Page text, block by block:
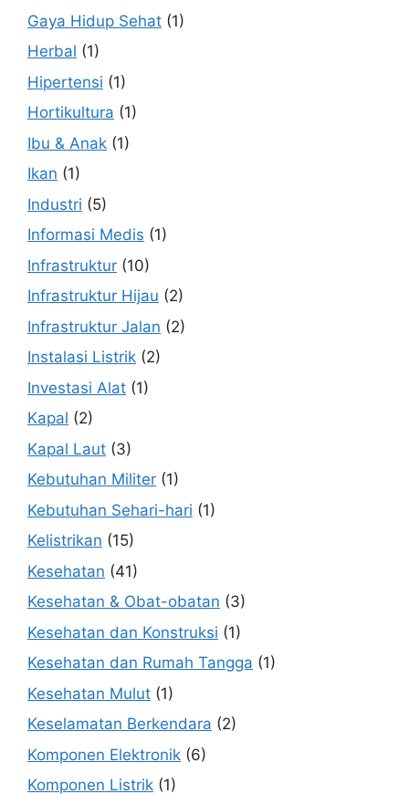
Gaya Hidup Sehat (1)
Herbal (1)
Hipertensi (1)
Hortikultura (1)
Ibu & Anak (1)
Ikan (1)
Industri (5)
Informasi Medis (1)
Infrastruktur (10)
Infrastruktur Hijau (2)
Infrastruktur Jalan (2)
Instalasi Listrik (2)
Investasi Alat (1)
Kapal (2)
Kapal Laut (3)
Kebutuhan Militer (1)
Kebutuhan Sehari-hari (1)
Kelistrikan (15)
Kesehatan (41)
Kesehatan & Obat-obatan (3)
Kesehatan dan Konstruksi (1)
Kesehatan dan Rumah Tangga (1)
Kesehatan Mulut (1)
Keselamatan Berkendara (2)
Komponen Elektronik (6)
Komponen Listrik (1)